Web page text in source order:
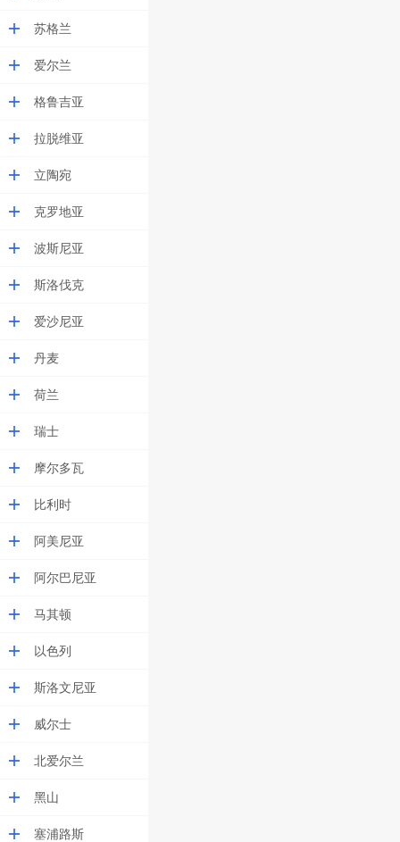
苏格兰
爱尔兰
格鲁吉亚
拉脱维亚
立陶宛
克罗地亚
波斯尼亚
斯洛伐克
爱沙尼亚
丹麦
荷兰
瑞士
摩尔多瓦
比利时
阿美尼亚
阿尔巴尼亚
马其顿
以色列
斯洛文尼亚
威尔士
北爱尔兰
黑山
塞浦路斯